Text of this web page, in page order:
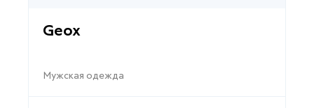
Geox
Мужская одежда